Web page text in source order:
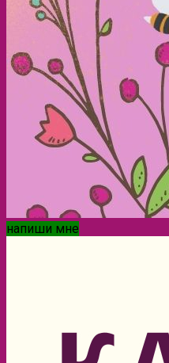
напиши мне